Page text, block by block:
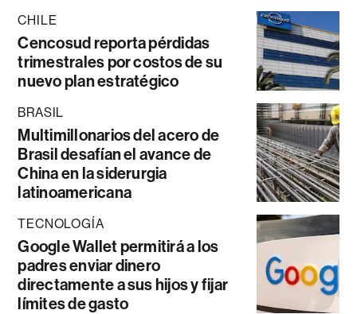
CHILE
Cencosud reporta pérdidas
trimestrales por costos de su
nuevo plan estratégico
BRASIL
Multimillonarios del acero de
Brasil desafían el avance de
China en la siderurgia
latinoamericana
TECNOLOGÍA
Google Wallet permitirá a los
padres enviar dinero
directamente a sus hijos y fijar
límites de gasto